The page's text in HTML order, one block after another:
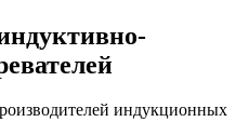
индукционных